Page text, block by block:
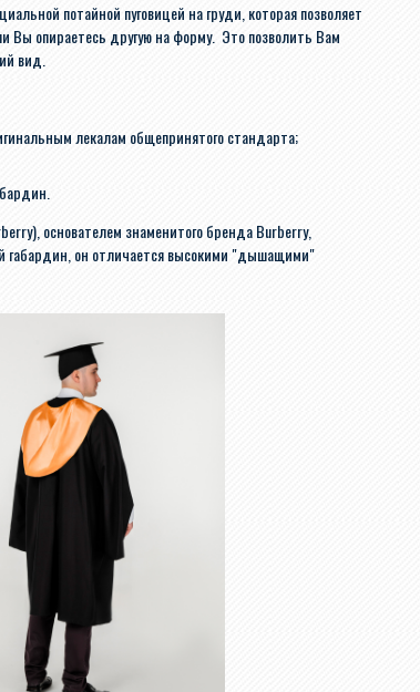
потайной пуговицей на груди, которая позволяет
Вы опираетесь другую на форму. Это позволить Вам
вид.
лекалам общепринятого стандарта;
основателем знаменитого бренда Burberry,
габардин, он отличается высокими "дышащими"